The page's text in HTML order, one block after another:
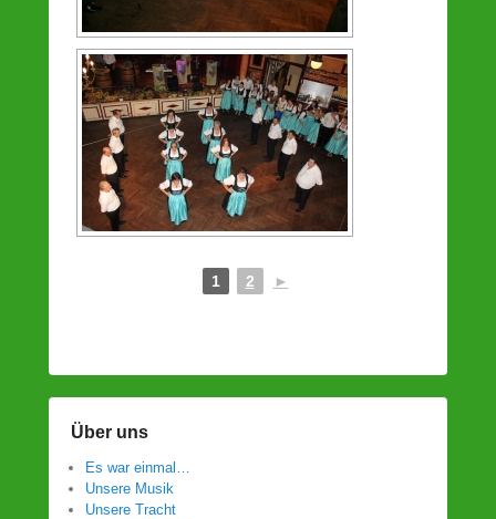
1 2 ►
Über uns
Es war einmal…
Unsere Musik
Unsere Tracht